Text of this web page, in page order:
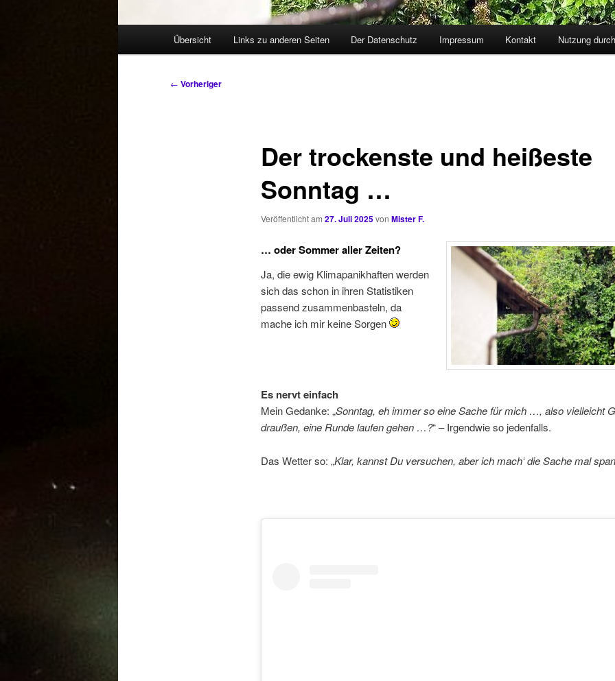
Übersicht Links zu anderen Seiten Der Datenschutz Impressum Kontakt Nutzung
Beitragsnavigation
← Vorheriger
Der trockenste und heißeste
Sonntag …
Veröffentlicht am 27. Juli 2025von Mister F.
… oder Sommer aller Zeiten?
Ja, die ewig Klimapanikhaften werden
sich das schon in ihren Statistiken
passend zusammenbasteln, da
mache ich mir keine Sorgen
Es nervt einfach
Mein Gedanke: „Sonntag, eh immer so eine Sache für mich …, also vielleicht
draußen, eine Runde laufen gehen …?“ – Irgendwie so jedenfalls.
Das Wetter so: „Klar, kannst Du versuchen, aber ich mach‘ die Sache mal